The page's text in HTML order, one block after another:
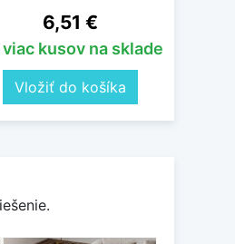
Cena
6,51 €
viac kusov na sklade
Vložiť do košíka